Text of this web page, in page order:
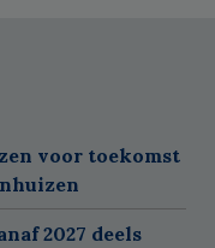
voor toekomst
2027 deels